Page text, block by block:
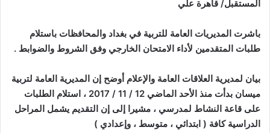
المستقبل/ قاهرة علي
باشرت المديريات العامة للتربية في بغداد والمحافظات باستلام
طلبات المتقدمين لأداء الامتحان الخارجي وفق الشروط والضوابط .
بيان لمديرية العلاقات العامة والإعلام أوضح إن المديرية العامة لتربية
ميسان بدأت منذ الأحد الماضي 12 / 11 / 2017 ، استلام الطلبات
على قاعة النشاط لمدرسي ، مشيرا إلى إن التقديم يشمل المراحل
الدراسية كافة ( ابتدائي ، متوسط ، وإعدادي )